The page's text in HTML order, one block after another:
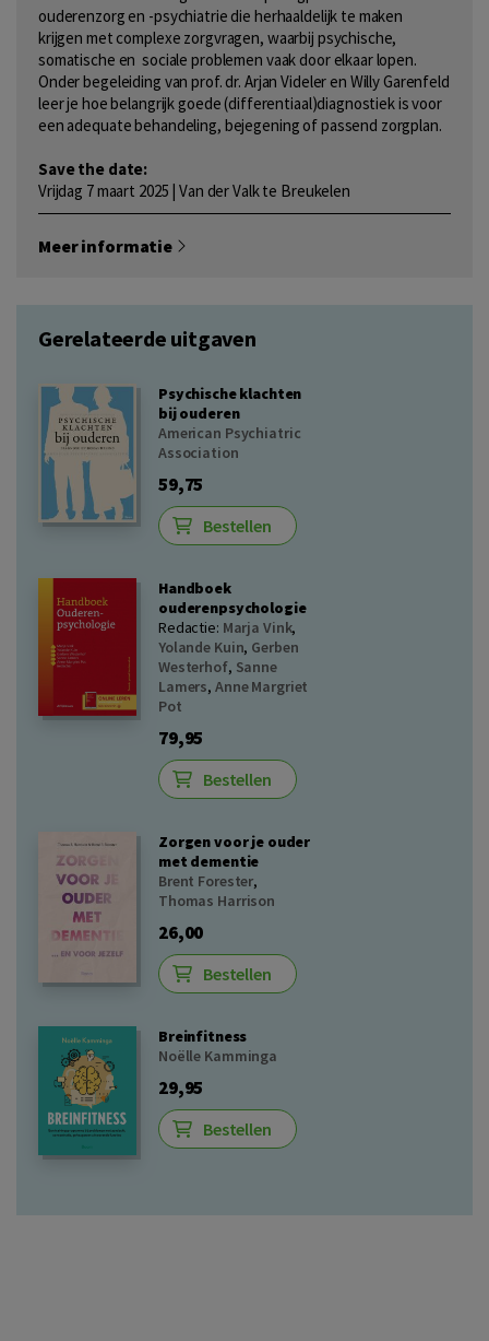
ouderenzorg en -psychiatrie die herhaaldelijk te maken
krijgen met complexe zorgvragen, waarbij psychische,
somatische en sociale problemen vaak door elkaar lopen.
Onder begeleiding van prof. dr. Arjan Videler en Willy Garenfeld
leer je hoe belangrijk goede (differentiaal)diagnostiek is voor
een adequate behandeling, bejegening of passend zorgplan.
Save the date:
Vrijdag 7 maart 2025 | Van der Valk te Breukelen
Meer informatie
Gerelateerde uitgaven
Psychische klachten
bij ouderen
American Psychiatric
Association
59,75
Bestellen
Handboek
ouderenpsychologie
Redactie: Marja Vink,
Yolande Kuin, Gerben
Westerhof, Sanne
Lamers, Anne Margriet
Pot
79,95
Bestellen
Zorgen voor je ouder
met dementie
Brent Forester,
Thomas Harrison
26,00
Bestellen
Breinfitness
Noëlle Kamminga
29,95
Bestellen